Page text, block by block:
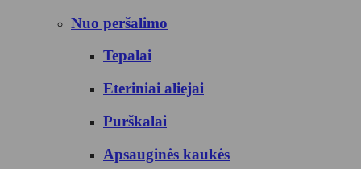
Nuo peršalimo
Tepalai
Eteriniai aliejai
Purškalai
Apsauginės kaukės